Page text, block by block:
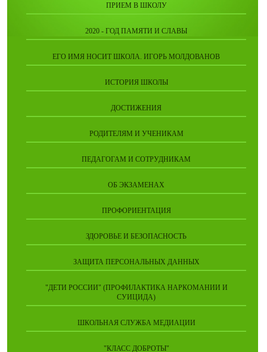
ПРИЕМ В ШКОЛУ
2020 - ГОД ПАМЯТИ И СЛАВЫ
ЕГО ИМЯ НОСИТ ШКОЛА. ИГОРЬ МОЛДОВАНОВ
ИСТОРИЯ ШКОЛЫ
ДОСТИЖЕНИЯ
РОДИТЕЛЯМ И УЧЕНИКАМ
ПЕДАГОГАМ И СОТРУДНИКАМ
ОБ ЭКЗАМЕНАХ
ПРОФОРИЕНТАЦИЯ
ЗДОРОВЬЕ И БЕЗОПАСНОСТЬ
ЗАЩИТА ПЕРСОНАЛЬНЫХ ДАННЫХ
"ДЕТИ РОССИИ" (ПРОФИЛАКТИКА НАРКОМАНИИ И
СУИЦИДА)
ШКОЛЬНАЯ СЛУЖБА МЕДИАЦИИ
"КЛАСС ДОБРОТЫ"